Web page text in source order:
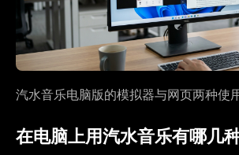
汽水音乐电脑版的模拟器与网页两种使
在电脑上用汽水音乐有哪几